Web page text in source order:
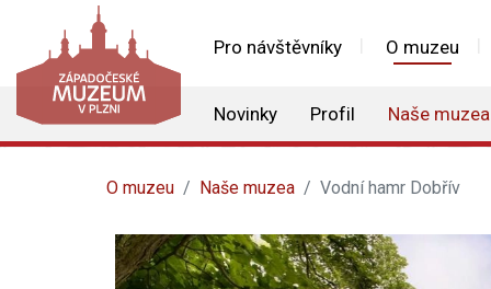
Pro návštěvníky O muzeu
Novinky Profil Naše muzea
O muzeu Naše muzea Vodní hamr Dobřív